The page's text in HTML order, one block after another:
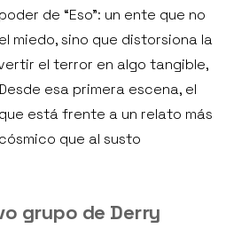
de “Eso”: un ente que no
miedo, sino que distorsiona la
el terror en algo tangible,
esa primera escena, el
está frente a un relato más
que al susto
grupo de Derry